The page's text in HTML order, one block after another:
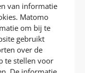
van informatie
Matomo
om bij te
gebruikt
over de
te stellen voor